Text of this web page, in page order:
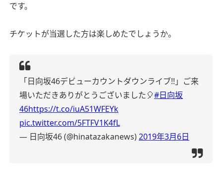
です。
チケットが当選した方は楽しめたでしょうか。
「日向坂46デビューカウントダウンライブ!!」ご来
場いただきありがとうございました🎈#日向坂
46https://t.co/iuA51WFEYk
pic.twitter.com/5FTFV1K4fL
— 日向坂46 (@hinatazakanews)2019年3月6日